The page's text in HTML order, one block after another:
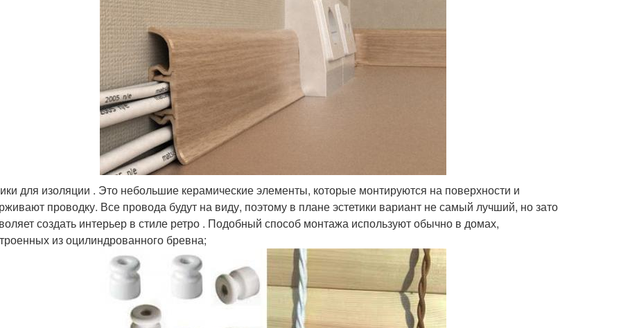
для изоляции . Это небольшие керамические элементы, которые монтируются на поверхности и
проводку. Все провода будут на виду, поэтому в плане эстетики вариант не самый лучший, но зато
создать интерьер в стиле ретро . Подобный способ монтажа используют обычно в домах,
из оцилиндрованного бревна;